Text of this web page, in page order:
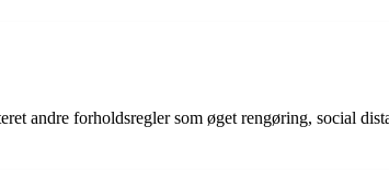
andre forholdsregler som øget rengøring, social